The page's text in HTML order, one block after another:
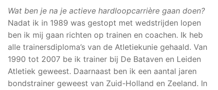
Wat ben je na je actieve hardloopcarrière gaan doen?
Nadat ik in 1989 was gestopt met wedstrijden lopen
ben ik mij gaan richten op trainen en coachen. Ik heb
alle trainersdiploma’s van de Atletiekunie gehaald. Van
1990 tot 2007 be ik trainer bij De Bataven en Leiden
Atletiek geweest. Daarnaast ben ik een aantal jaren
bondstrainer geweest van Zuid-Holland en Zeeland. In